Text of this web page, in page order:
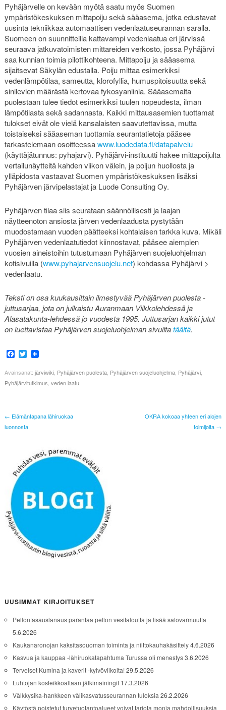
Pyhäjärvelle on kevään myötä saatu myös Suomen
ympäristökeskuksen mittapoiju sekä sääasema, jotka edustavat
uusinta tekniikkaa automaattisen vedenlaatuseurannan saralla.
Suomeen on suunnitteilla kattavampi vedenlaatua eri järvissä
seuraava jatkuvatoimisten mittareiden verkosto, jossa Pyhäjärvi
saa kunnian toimia pilottikohteena. Mittapoiju ja sääasema
sijaitsevat Säkylän edustalla. Poiju mittaa esimerkiksi
vedenlämpötilaa, sameutta, klorofyllia, humuspitoisuutta sekä
sinilevien määrästä kertovaa fykosyaniinia. Sääasemalta
puolestaan tulee tiedot esimerkiksi tuulen nopeudesta, ilman
lämpötilasta sekä sadannasta. Kaikki mittausasemien tuottamat
tulokset eivät ole vielä kansalaisten saavutettavissa, mutta
toistaiseksi sääaseman tuottamia seurantatietoja pääsee
tarkastelemaan osoitteessawww.luodedata.fi/datapalvelu
(käyttäjätunnus: pyhajarvi). Pyhäjärvi-instituutti hakee mittapoijulta
vertailunäytteitä kahden viikon välein, ja poijun huollosta ja
ylläpidosta vastaavat Suomen ympäristökeskuksen lisäksi
Pyhäjärven järvipelastajat ja Luode Consulting Oy.
Pyhäjärven tilaa siis seurataan säännöllisesti ja laajan
näytteenoton ansiosta järven vedenlaadusta pystytään
muodostamaan vuoden päätteeksi kohtalaisen tarkka kuva. Mikäli
Pyhäjärven vedenlaatutiedot kiinnostavat, pääsee aiempien
vuosien aineistoihin tutustumaan Pyhäjärven suojeluohjelman
kotisivuilla (www.pyhajarvensuojelu.net) kohdassa Pyhäjärvi >
vedenlaatu.
Teksti on osa kuukausittain ilmestyvää Pyhäjärven puolesta -
juttusarjaa, jota on julkaistu Auranmaan Viikkolehdessä ja
Alasatakunta-lehdessä jo vuodesta 1995. Juttusarjan kaikki jutut
on luettavistaa Pyhäjärven suojeluohjelman sivuiltatäältä.
Facebook
Twitter
Avainsanat: järviwiki, Pyhäjärven puolesta, Pyhäjärven suojeluohjelma, Pyhäjärvi,
Pyhäjärvitutkimus veden laatu
← Elämäntapana lähiruokaa
luonnosta
OKRA kokoaa yhteen eri alojen
toimijoita →
UUSIMMAT KIRJOITUKSET
Pellontasauslanaus parantaa pellon vesitaloutta ja lisää satovarmuutta
5.6.2026
Kaukanaronojan kaksitasouoman toiminta ja niittokauhakäsittely4.6.2026
Kasvua ja kauppaa -lähiruokatapahtuma Turussa oli menestys3.6.2026
Terveiset Kumina ja kaverit -kylvöviikolta!29.5.2026
Luhtojan kosteikkoaltaan jälkimainingit 17.3.2026
Välkkysika-hankkeen välikasvatusseurannan tuloksia 26.2.2026
Käytöstä poistetut turvetuotantoalueet voivat tarjota monia mahdollisuuksia